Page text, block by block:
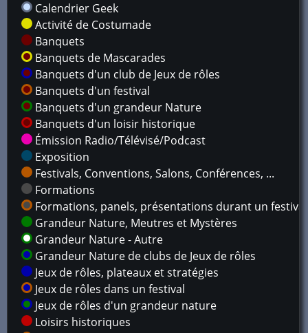
Calendrier Geek
Activité de Costumade
Banquets
Banquets de Mascarades
Banquets d'un club de Jeux de rôles
Banquets d'un festival
Banquets d'un grandeur Nature
Banquets d'un loisir historique
Émission Radio/Télévisé/Podcast
Exposition
Festivals, Conventions, Salons, Conférences, ...
Formations
Formations, panels, présentations durant un festival
Grandeur Nature, Meutres et Mystères
Grandeur Nature - Autre
Grandeur Nature de clubs de Jeux de rôles
Jeux de rôles, plateaux et stratégies
Jeux de rôles dans un festival
Jeux de rôles d'un grandeur nature
Loisirs historiques